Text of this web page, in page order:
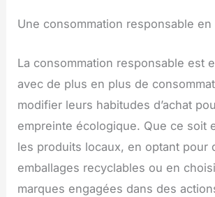
Une consommation responsable en
La consommation responsable est
avec de plus en plus de
modifier leurs habitudes d’achat
empreinte écologique. Que ce soit
les produits locaux, en optant pour
emballages recyclables ou en
marques engagées dans des